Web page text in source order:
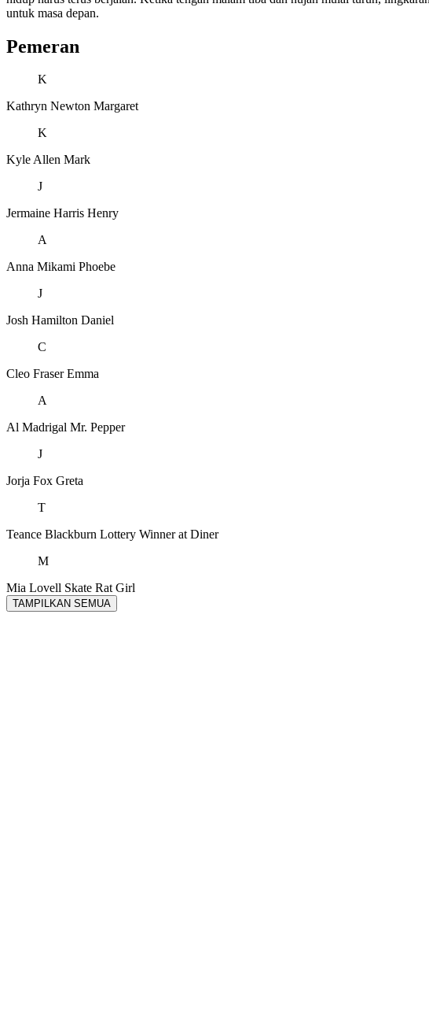
untuk masa depan.
Pemeran
K
Kathryn Newton Margaret
K
Kyle Allen Mark
J
Jermaine Harris Henry
A
Anna Mikami Phoebe
J
Josh Hamilton Daniel
C
Cleo FraserEmma
A
Al Madrigal Mr. Pepper
J
Jorja Fox Greta
T
Teance Blackburn Lottery Winner at Diner
M
Mia Lovell Skate Rat Girl
TAMPILKAN SEMUA